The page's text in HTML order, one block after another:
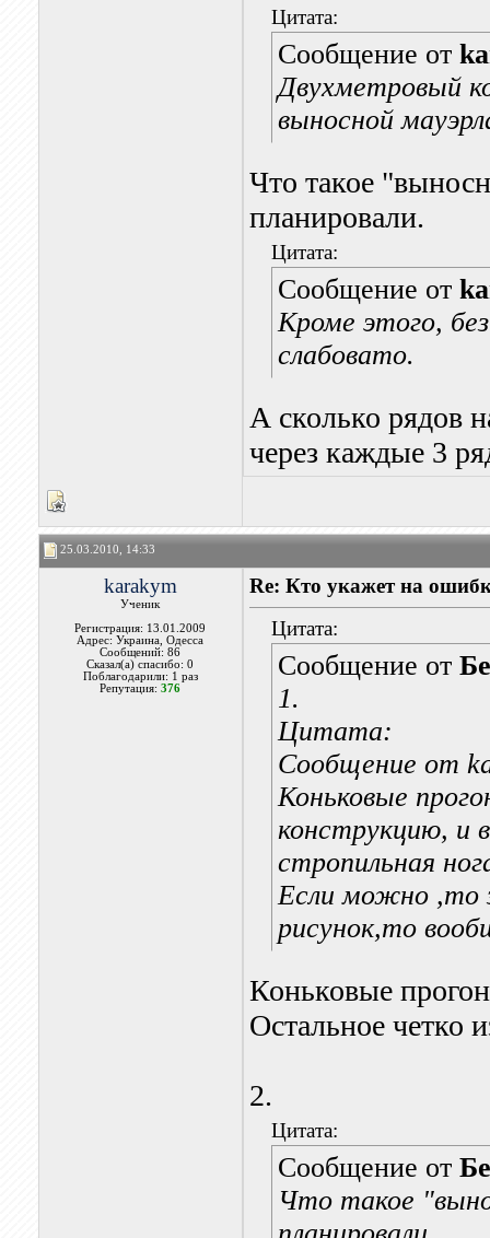
Цитата:
Сообщение от
Двухметровый
выносной
Что такое
планировали.
Цитата:
Сообщение от
Кроме этого,
слабовато.
А сколько рядов
через каждые 3
25.03.2010, 14:33
karakym
Ученик
Регистрация: 13.01.2009
Адрес: Украина, Одесса
Сообщений: 86
Сказал(а) спасибо: 0
Поблагодарили: 1 раз
Репутация:376
Re: Кто укажет на
Цитата:
Сообщение от
1.
Цитата:
Сообщение от
Коньковые
конструкцию, и
стропильная
Если можно ,то
рисунок,то
Коньковые
Остальное четко
2.
Цитата:
Сообщение от
Что такое